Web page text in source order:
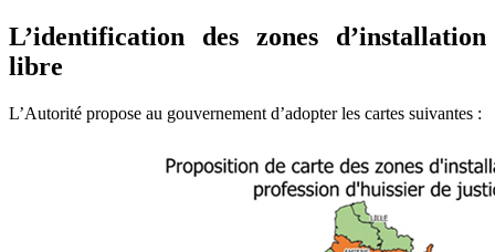
L’identification des zones d’installation
libre
L’Autorité propose au gouvernement d’adopter les cartes suivantes :